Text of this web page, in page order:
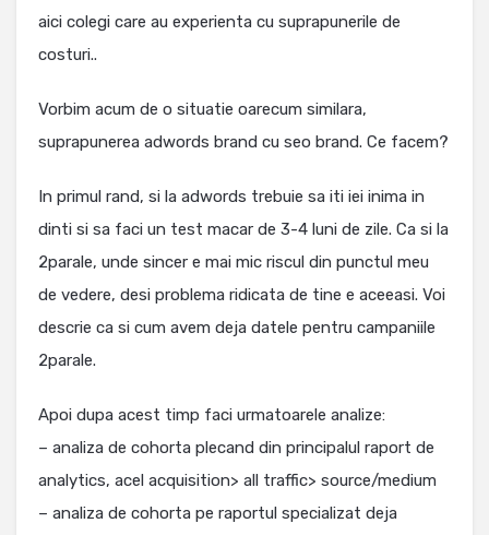
aici colegi care au experienta cu suprapunerile de
costuri..
Vorbim acum de o situatie oarecum similara,
suprapunerea adwords brand cu seo brand. Ce facem?
In primul rand, si la adwords trebuie sa iti iei inima in
dinti si sa faci un test macar de 3-4 luni de zile. Ca si la
2parale, unde sincer e mai mic riscul din punctul meu
de vedere, desi problema ridicata de tine e aceeasi. Voi
descrie ca si cum avem deja datele pentru campaniile
2parale.
Apoi dupa acest timp faci urmatoarele analize:
– analiza de cohorta plecand din principalul raport de
analytics, acel acquisition> all traffic> source/medium
– analiza de cohorta pe raportul specializat deja